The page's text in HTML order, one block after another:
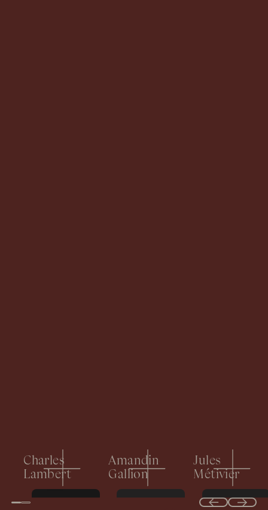
Charles
Lambert
Amandine
Gallion
Jules
Métivier
PreviousNext